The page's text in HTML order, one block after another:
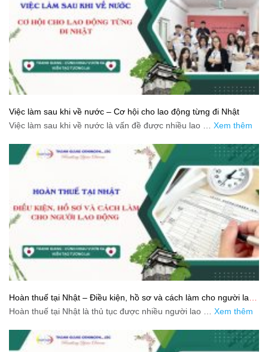
Việc làm sau khi về nước – Cơ hội cho lao động từng đi Nhật
Việc làm sau khi về nước là vấn đề được nhiều lao … Xem thêm
Hoàn thuế tại Nhật – Điều kiện, hồ sơ và cách làm cho người lao
động
Hoàn thuế tại Nhật là thủ tục được nhiều người lao … Xem thêm